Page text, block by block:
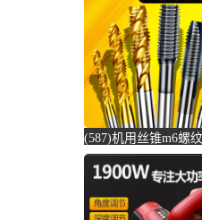
旗舰店仅售5.8元)
(587)机用丝锥m6螺
攻丝m3钻头m8丝攻
锈-螺纹钢(俊拓五金